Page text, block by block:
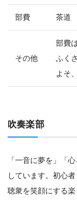
部費 茶道
その他
部費
ふく
よそ
吹奏楽部
「一音に夢を」「
しています。初心
聴衆を笑顔にする